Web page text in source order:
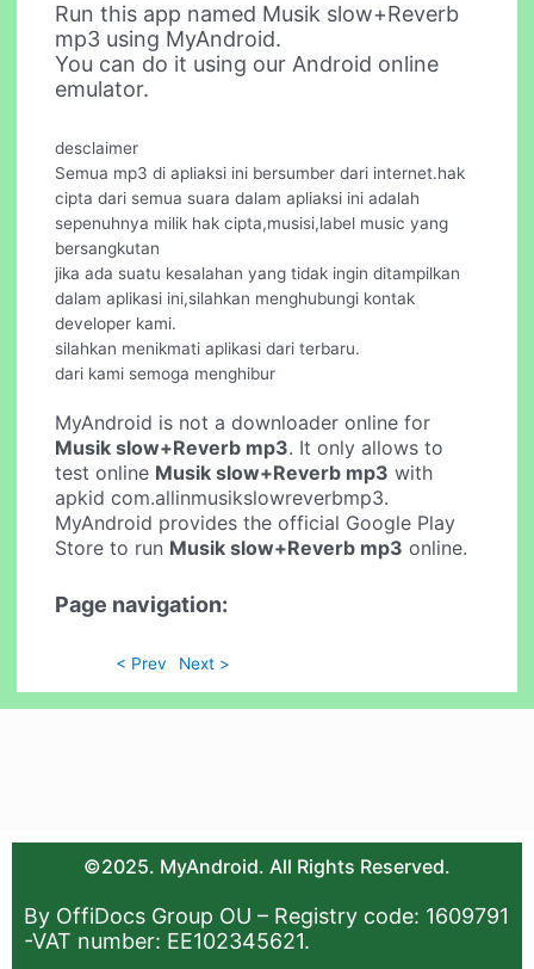
Run this app named Musik slow+Reverb
mp3 using MyAndroid.
You can do it using our Android online
emulator.
desclaimer
Semua mp3 di apliaksi ini bersumber dari internet.hak
cipta dari semua suara dalam apliaksi ini adalah
sepenuhnya milik hak cipta,musisi,label music yang
bersangkutan
jika ada suatu kesalahan yang tidak ingin ditampilkan
dalam aplikasi ini,silahkan menghubungi kontak
developer kami.
silahkan menikmati aplikasi dari terbaru.
dari kami semoga menghibur
MyAndroid is not a downloader online for
Musik slow+Reverb mp3. It only allows to
test online Musik slow+Reverb mp3 with
apkid com.allinmusikslowreverbmp3.
MyAndroid provides the official Google Play
Store to run Musik slow+Reverb mp3 online.
Page navigation:
< Prev Next >
©2025. MyAndroid. All Rights Reserved.
By OffiDocs Group OU – Registry code: 1609791
-VAT number: EE102345621.